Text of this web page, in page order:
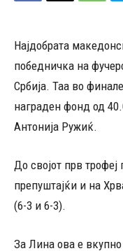
Најдобрата
победничка на
Србија. Таа во
награден фонд од
Антонија Ружиќ.
До својот прв трофеј
препуштајќи и на
(6-3 и 6-3).
За Лина ова е вкупно